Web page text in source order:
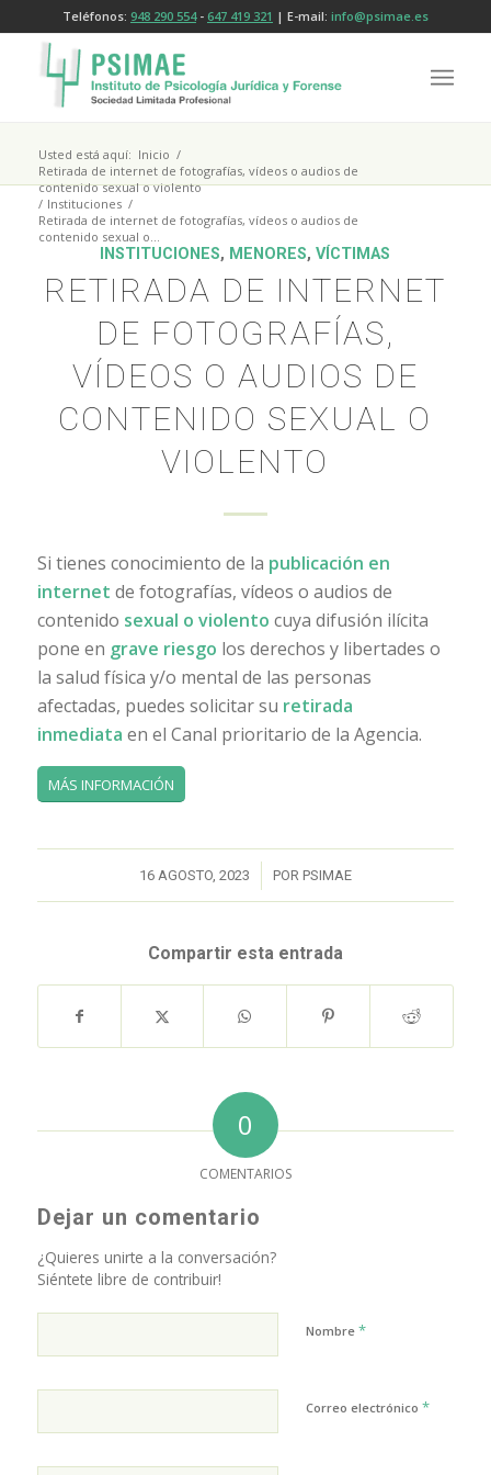
Teléfonos: 948 290 554- 647 419 321 | E-mail: info@psimae.es
Usted está aquí: Inicio /
Retirada de internet de fotografías, vídeos o audios de
contenido sexual o violento
/ Instituciones /
Retirada de internet de fotografías, vídeos o audios de
contenido sexual o...
INSTITUCIONES, MENORES,VÍCTIMAS
RETIRADA DE INTERNET
DE FOTOGRAFÍAS,
VÍDEOS O AUDIOS DE
CONTENIDO SEXUAL O
VIOLENTO
Si tienes conocimiento de la publicación en
internet de fotografías, vídeos o audios de
contenido sexual o violento cuya difusión ilícita
pone en grave riesgo los derechos y libertades o
la salud física y/o mental de las personas
afectadas, puedes solicitar su retirada
inmediata en el Canal prioritario de la Agencia.
MÁS INFORMACIÓN
16 AGOSTO, 2023
/ POR PSIMAE
Compartir esta entrada
0
COMENTARIOS
Dejar un comentario
¿Quieres unirte a la conversación?
Siéntete libre de contribuir!
Nombre *
Correo electrónico *